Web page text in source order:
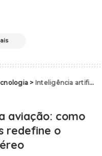
> Inteligência artificial na aviação: como a IA para pilotar aviões redefine o futuro do transporte aéreo
aviação: como
redefine o